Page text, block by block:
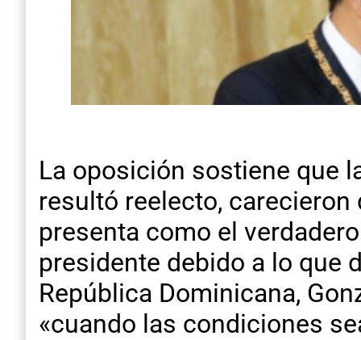
La oposición sostiene que
resultó reelecto,
presenta como el
presidente debido a lo que
República Dominicana,
«cuando las condiciones